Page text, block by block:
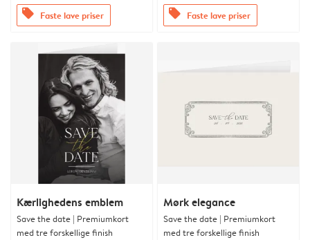
offers Faste lave priser offers Faste lave priser
Kærlighedens emblem
Save the date | Premiumkort
med tre forskellige finish
Mørk elegance
Save the date | Premiumkort
med tre forskellige finish